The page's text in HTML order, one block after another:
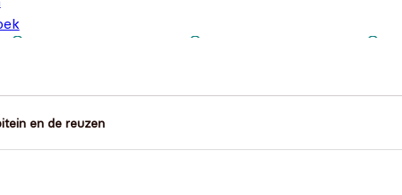
en de reuzen